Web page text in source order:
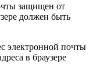
защищен от
должен быть
электронной почты
в браузере